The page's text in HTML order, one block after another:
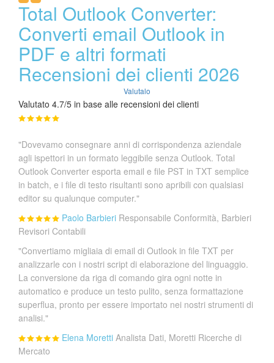
Total Outlook Converter:
Converti email Outlook in
PDF e altri formati
Recensioni dei clienti 2026
Valutalo
Valutato 4.7/5 in base alle recensioni dei clienti
"Dovevamo consegnare anni di corrispondenza aziendale
agli ispettori in un formato leggibile senza Outlook. Total
Outlook Converter esporta email e file PST in TXT semplice
in batch, e i file di testo risultanti sono apribili con qualsiasi
editor su qualunque computer."
Paolo Barbieri Responsabile Conformità, Barbieri
Revisori Contabili
"Convertiamo migliaia di email di Outlook in file TXT per
analizzarle con i nostri script di elaborazione del linguaggio.
La conversione da riga di comando gira ogni notte in
automatico e produce un testo pulito, senza formattazione
superflua, pronto per essere importato nei nostri strumenti di
analisi."
Elena Moretti Analista Dati, Moretti Ricerche di
Mercato